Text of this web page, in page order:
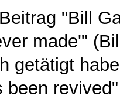
"Bill
made'"
getätigt
been